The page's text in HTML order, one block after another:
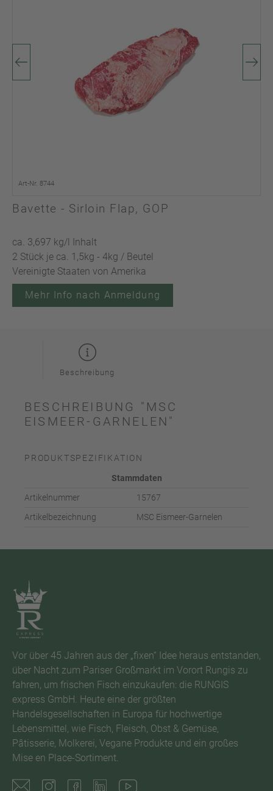
Art-Nr. 8744
Bavette - Sirloin Flap, GOP
ca. 3,697 kg/l Inhalt
2 Stück je ca. 1,5kg - 4kg / Beutel
Vereinigte Staaten von Amerika
Mehr Info nach Anmeldung
Beschreibung
BESCHREIBUNG "MSC
EISMEER-GARNELEN"
PRODUKTSPEZIFIKATION
Stammdaten
Artikelnummer
15767
Artikelbezeichnung
MSC Eismeer-Garnelen
Vor über 45 Jahren aus der „fixen“ Idee heraus entstanden,
über Nacht zum Pariser Großmarkt im Vorort Rungis zu
fahren, um frischen Fisch einzukaufen: die RUNGIS
express GmbH. Heute eine der größten
Handelsgesellschaften in Europa für hochwertige
Lebensmittel, wie Fisch, Fleisch, Obst & Gemüse,
Pâtisserie, Molkerei, Vegane Produkte und ein großes
Mise en Place-Sortiment.